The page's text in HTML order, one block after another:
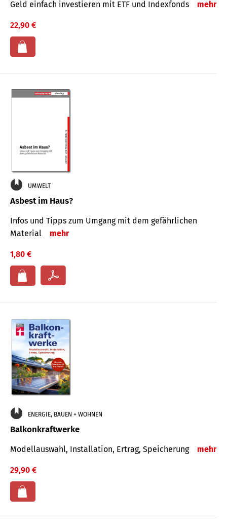
Geld einfach investieren mit ETF und Indexfonds mehr
22,90 €
UMWELT
Asbest im Haus?
Infos und Tipps zum Um­gang mit dem ge­fähr­lichen
Mate­rial
mehr
1,80 €
ENERGIE, BAUEN + WOHNEN
Balkonkraftwerke
Modellauswahl, Installation, Ertrag, Speicherung mehr
29,90 €